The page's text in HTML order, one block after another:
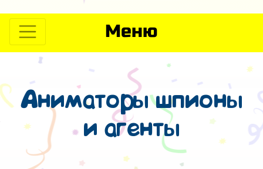
Меню
Аниматоры шпионы
и агенты